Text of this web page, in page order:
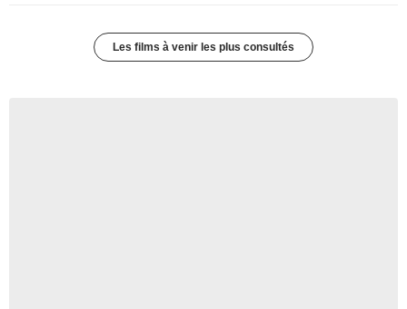
Les films à venir les plus consultés